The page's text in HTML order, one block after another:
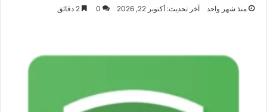
منذ شهر واحد آخر تحديث: أكتوبر 22, 2026 0